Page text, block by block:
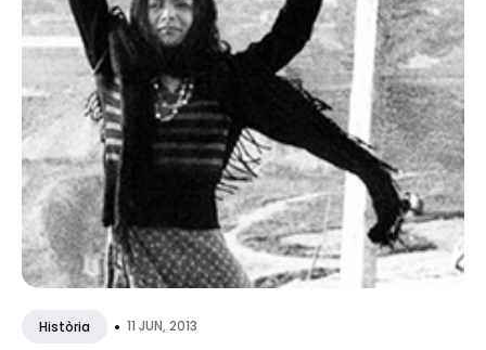
Història • 11 JUN, 2013